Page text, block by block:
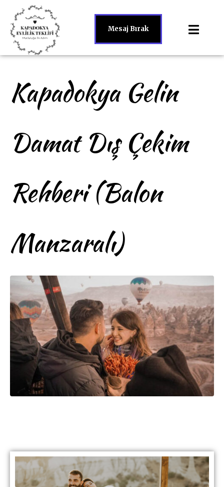
Mesaj Bırak
Kapadokya Gelin
Damat Dış Çekim
Rehberi (Balon
Manzaralı)